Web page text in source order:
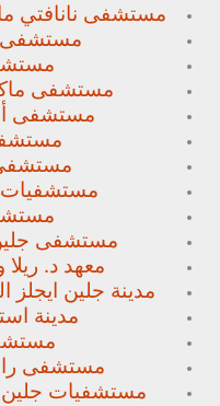
مستشفى نانافتي
مستشفى
مستشفى
مستشفى
مستشفيات
مستشفى جلين
معهد د.
مدينة جلين ايجلز
مدينة
مستشفى
مستشفيات جلين